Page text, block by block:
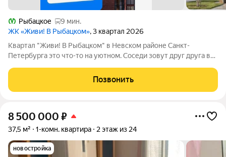
Рыбацкое
9 мин.
ЖК «Живи! В Рыбацком», 3 квартал 2026
Квартал "Живи! В Рыбацком" в Невском районе Санкт-
Петербурга это что-то на уютном. Соседи зовут друг друга в
цветущих аллеях во дворе. Но всего 20 минут пешком и вы у
метро "Рыбацкое",
Позвонить
8 500 000 ₽
37,5 м² 1-комн. квартира 2 этаж из 24
новостройка